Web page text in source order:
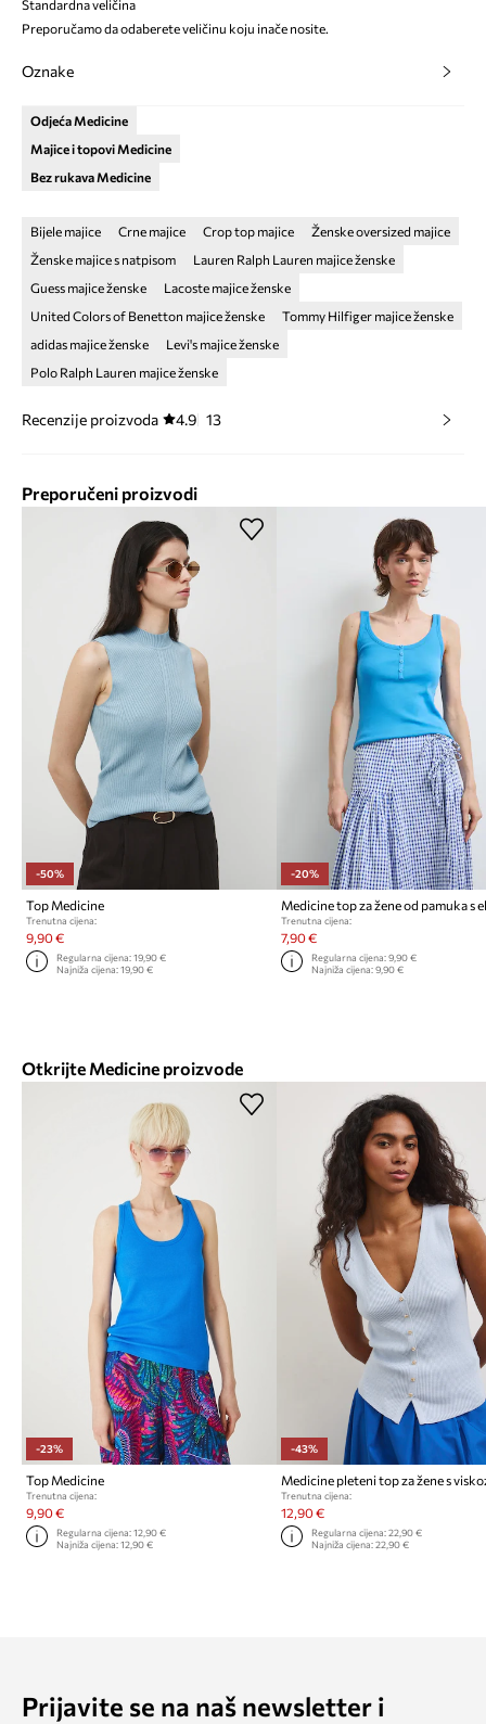
Standardna veličina
Preporučamo da odaberete veličinu koju inače nosite.
Oznake
Odjeća Medicine
Majice i topovi Medicine
Bez rukava Medicine
Bijele majice Crne majice Crop top majice
Ženske oversized majice
Ženske majice s natpisom
Lauren Ralph Lauren majice ženske
Guess majice ženske
Lacoste majice ženske
United Colors of Benetton majice ženske
Tommy Hilfiger majice ženske
adidas majice ženske
Levi's majice ženske
Polo Ralph Lauren majice ženske
Recenzije proizvoda 4.9 13
Preporučeni proizvodi
-50%
Top Medicine
Trenutna cijena:
9,90 €
Regularna cijena:19,90 €
Najniža cijena:19,90 €
-20%
Trenutna cijena:
7,90 €
Regularna cijena: 9,90 €
Najniža cijena: 9,90 €
Otkrijte Medicine proizvode
-23%
Top Medicine
Trenutna cijena:
9,90 €
Regularna cijena:12,90 €
Najniža cijena:12,90 €
-43%
Medicine pleteni top za žene s
Trenutna cijena:
12,90 €
Regularna cijena: 22,90 €
Najniža cijena: 22,90 €
Prijavite se na naš newsletter i